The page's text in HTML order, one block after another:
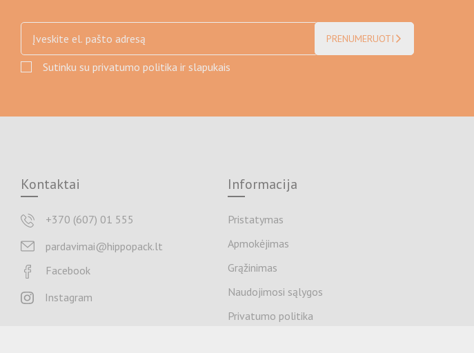
PRENUMERUOTI
Sutinku su privatumo politika ir slapukais
Kontaktai
+370 (607) 01 555
pardavimai@hippopack.lt
Facebook
Instagram
Informacija
Pristatymas
Apmokėjimas
Grąžinimas
Naudojimosi sąlygos
Privatumo politika